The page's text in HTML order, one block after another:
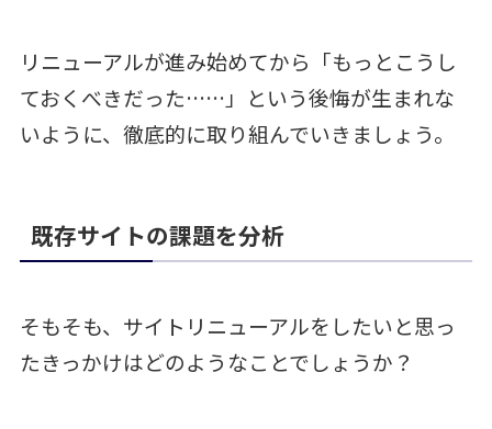
リニューアルが進み始めてから「もっとこうし
ておくべきだった……」という後悔が生まれな
いように、徹底的に取り組んでいきましょう。
既存サイトの課題を分析
そもそも、サイトリニューアルをしたいと思っ
たきっかけはどのようなことでしょうか？